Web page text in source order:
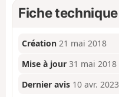
Fiche technique
Création 21 mai 2018
Mise à jour 31 mai 2018
Dernier avis 10 avr. 2023